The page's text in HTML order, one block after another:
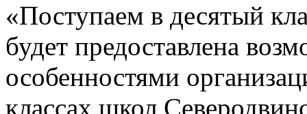
«Поступаем в десятый
будет предоставлена
особенностями
классах школ